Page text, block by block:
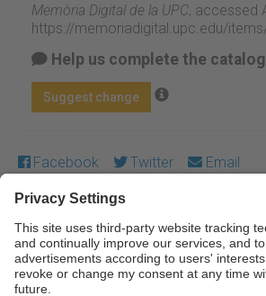
Memòria Digital de la UPC, accessed
https://memoriadigital.upc.edu/
Help us complete the
Suggest change
Facebook Twitter Email
Except where otherwise noted, content
licensed under a Creative Commons
NonCommercial-NoDerivs 3.0 Spain